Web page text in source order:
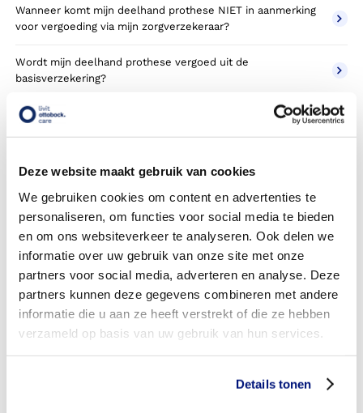
Deze website maakt gebruik van cookies
We gebruiken cookies om content en advertenties te
personaliseren, om functies voor social media te bieden
en om ons websiteverkeer te analyseren. Ook delen we
informatie over uw gebruik van onze site met onze
partners voor social media, adverteren en analyse. Deze
partners kunnen deze gegevens combineren met andere
informatie die u aan ze heeft verstrekt of die ze hebben
verzameld op basis van uw gebruik van hun services.
Details tonen
Wanneer komt mijn deelhand prothese NIET in aanmerking
voor vergoeding via mijn zorgverzekeraar?
Wordt mijn deelhand prothese vergoed uit de
basisverzekering?
Wordt mijn deelhand prothese vergoed vanuit een
Betaal ik een eigen risico?
Zijn er ook deelhand prothesen in confectie- of standaard
uitvoeringen?
Is de deelhand prothese mijn eigendom?
Wordt de deelhand prothese geleverd onder de bruikleen
of lease regeling van uw zorgverzekering?
Wanneer mag mijn deelhand prothese vervangen worden?
Heb ik voor de vergoeding van mijn deelhand prothese
toestemming nodig van mijn zorgverzekeraar?